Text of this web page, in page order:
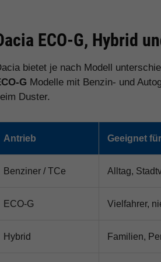
ECO-G, Hybrid
bietet je nach Modell
G Modelle mit Benzin- und
Duster.
Antrieb Geeignet für
Benziner / TCe Alltag,
ECO-G Vielfahrer,
Hybrid Familien,